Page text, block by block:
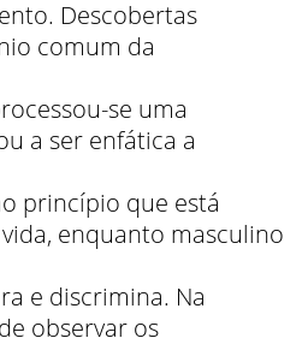
Descobertas
comum da
se uma
a ser enfática a
princípio que está
enquanto masculino
e discrimina. Na
observar os